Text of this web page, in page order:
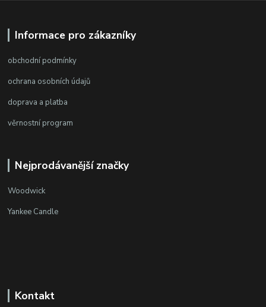
Informace pro zákazníky
obchodní podmínky
ochrana osobních údajů
doprava a platba
věrnostní program
Nejprodávanější značky
Woodwick
Yankee Candle
Kontakt